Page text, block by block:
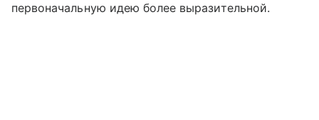
первоначальную идею более выразительной.